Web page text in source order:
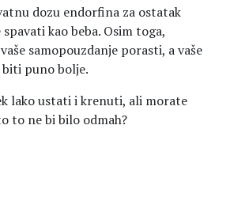
dozu endorfina za ostatak
kao beba. Osim toga,
samopouzdanje porasti, a vaše
puno bolje.
lako ustati i krenuti, ali morate
to ne bi bilo odmah?